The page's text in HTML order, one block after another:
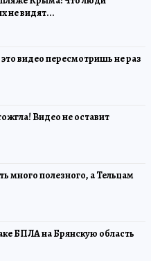
не видят...
видео пересмотришь не раз
Видео не оставит
много полезного, а Тельцам
БПЛА на Брянскую область